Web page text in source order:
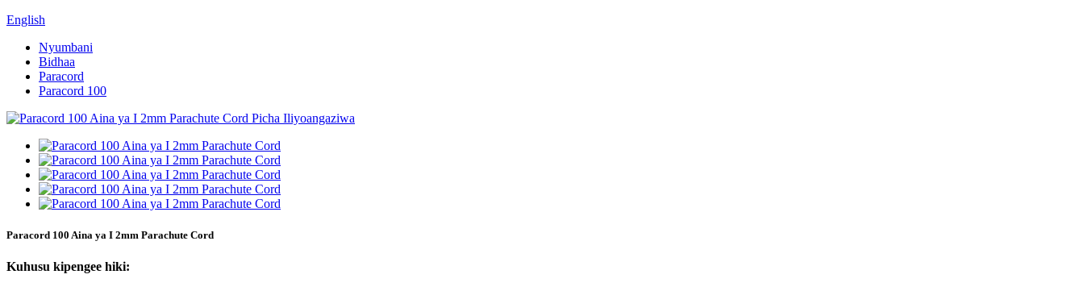
English
Nyumbani
Bidhaa
Paracord
Paracord 100
Paracord 100 Aina ya I 2mm Parachute Cord
Kuhusu kipengee hiki: